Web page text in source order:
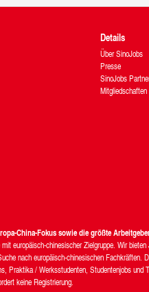
Details
Über SinoJobs
Presse
SinoJobs
Mitgliedschaften
China-Fokus sowie die größte
europäisch-chinesischer Zielgruppe. Wir
nach europäisch-chinesischen
/ Werksstudenten, Studentenjobs und
keine Registrierung.